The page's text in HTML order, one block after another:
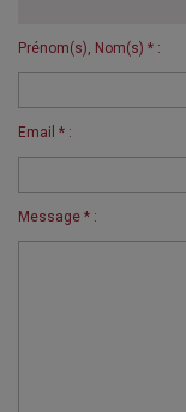
Prénom(s), Nom(s) * :
Email * :
Message * :